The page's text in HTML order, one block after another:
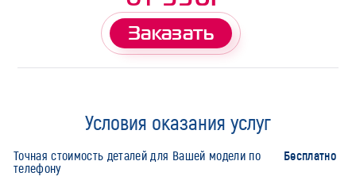
Заказать
Условия оказания услуг
Точная стоимость деталей для Вашей модели по
телефону
Бесплатно